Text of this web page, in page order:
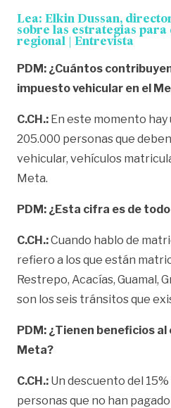
Lea: Elkin Dussan,
sobre las estrategias
regional | Entrevista
PDM: ¿Cuántos
impuesto vehicular en el
C.CH.: En este momento hay
205.000 personas que
vehicular, vehículos
Meta.
PDM: ¿Esta cifra es de
C.CH.:Cuando hablo de
refiero a los que están
Restrepo, Acacías, Guamal,
son los seis tránsitos que
PDM: ¿Tienen beneficios
Meta?
C.CH.: Un descuento del
personas que no han